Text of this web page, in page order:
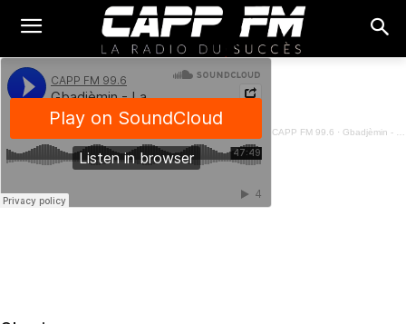
CAPP FM 99.6 · Gbadjèmin - La Vie De L'artisan Béninois - 17 Avril 2024